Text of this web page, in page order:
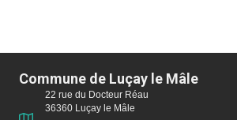
Commune de Luçay le Mâle
22 rue du Docteur Réau
36360 Luçay le Mâle